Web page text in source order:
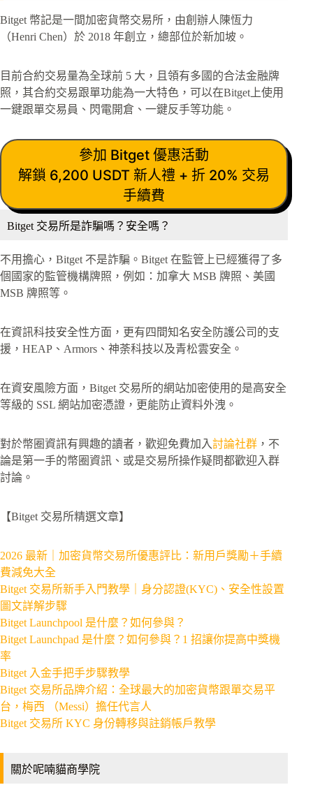
Bitget 幣記是一間加密貨幣交易所，由創辦人陳恆力
（Henri Chen）於 2018 年創立，總部位於新加坡。
目前合約交易量為全球前 5 大，且領有多國的合法金融牌
照，其合約交易跟單功能為一大特色，可以在Bitget上使用
一鍵跟單交易員、閃電開倉、一鍵反手等功能。
參加 Bitget 優惠活動
解鎖 6,200 USDT 新人禮 + 折 20% 交易
手續費
Bitget 交易所是詐騙嗎？安全嗎？
不用擔心，Bitget 不是詐騙。Bitget 在監管上已經獲得了多
個國家的監管機構牌照，例如：加拿大 MSB 牌照、美國
MSB 牌照等。
在資訊科技安全性方面，更有四間知名安全防護公司的支
援，HEAP、Armors、神荼科技以及青松雲安全。
在資安風險方面，Bitget 交易所的網站加密使用的是高安全
等級的 SSL 網站加密憑證，更能防止資料外洩。
對於幣圈資訊有興趣的讀者，歡迎免費加入討論社群 ，不
論是第一手的幣圈資訊、或是交易所操作疑問都歡迎入群
討論。
【Bitget 交易所精選文章】
2026 最新｜加密貨幣交易所優惠評比：新用戶獎勵＋手續
費減免大全
Bitget 交易所新手入門教學｜身分認證(KYC)、安全性設置
圖文詳解步驟
Bitget Launchpool 是什麼？如何參與？
Bitget Launchpad 是什麼？如何參與？1 招讓你提高中獎機
率
Bitget 入金手把手步驟教學
Bitget 交易所品牌介紹：全球最大的加密貨幣跟單交易平
台，梅西 （Messi）擔任代言人
Bitget 交易所 KYC 身份轉移與註銷帳戶教學
關於呢喃貓商學院